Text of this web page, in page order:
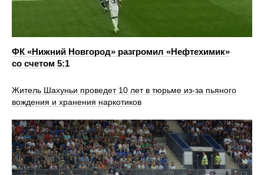
ФК «Нижний Новгород» разгромил «Нефтехимик»
со счетом 5:1
Житель Шахуньи проведет 10 лет в тюрьме из-за пьяного
вождения и хранения наркотиков